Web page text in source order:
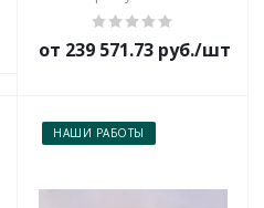
от 239 571.73 руб./шт
НАШИ РАБОТЫ